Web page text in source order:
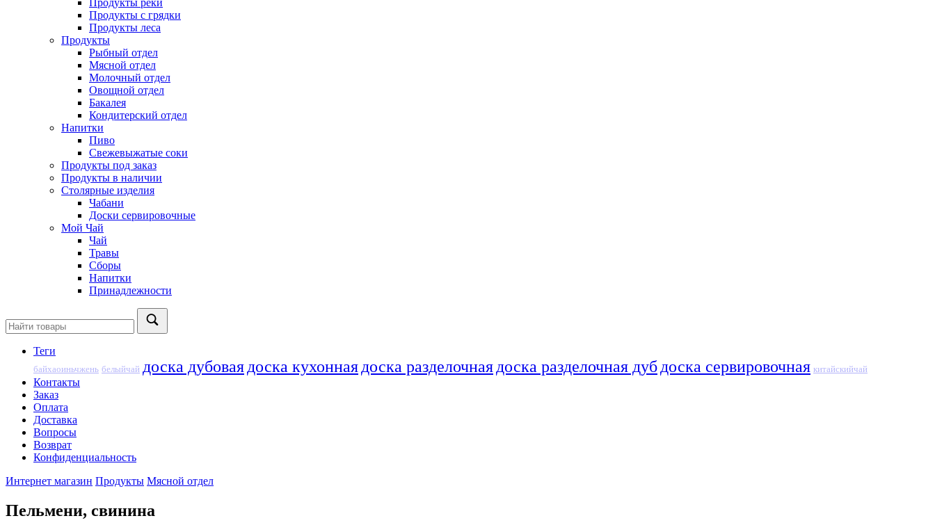
Продукты реки
Продукты с грядки
Продукты леса
Продукты
Рыбный отдел
Мясной отдел
Молочный отдел
Овощной отдел
Бакалея
Кондитерский отдел
Напитки
Пиво
Cвежевыжатые соки
Продукты под заказ
Продукты в наличии
Столярные изделия
Чабани
Доски сервировочные
Мой Чай
Чай
Травы
Сборы
Напитки
Принадлежности
Теги
байхаоиньчжень белыйчай доска дубовая доска кухонная доска разделочная доска разделочная дуб доска сервировочная китайскийчай
Контакты
Заказ
Оплата
Доставка
Вопросы
Возврат
Конфиденциальность
Интернет магазин Продукты Мясной отдел
Пельмени, свинина